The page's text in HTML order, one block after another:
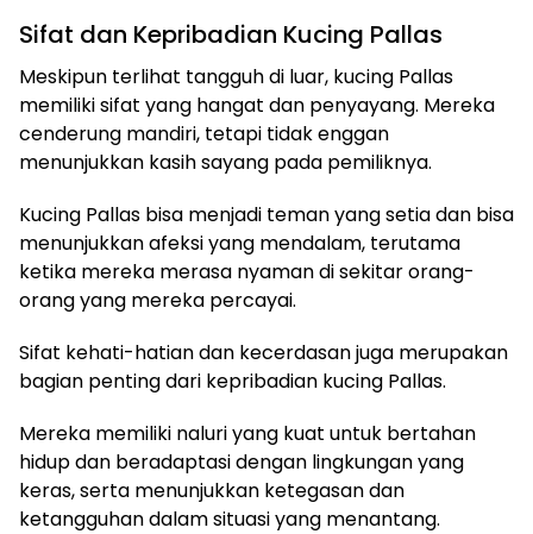
Sifat dan Kepribadian Kucing Pallas
Meskipun terlihat tangguh di luar, kucing Pallas
memiliki sifat yang hangat dan penyayang. Mereka
cenderung mandiri, tetapi tidak enggan
menunjukkan kasih sayang pada pemiliknya.
Kucing Pallas bisa menjadi teman yang setia dan bisa
menunjukkan afeksi yang mendalam, terutama
ketika mereka merasa nyaman di sekitar orang-
orang yang mereka percayai.
Sifat kehati-hatian dan kecerdasan juga merupakan
bagian penting dari kepribadian kucing Pallas.
Mereka memiliki naluri yang kuat untuk bertahan
hidup dan beradaptasi dengan lingkungan yang
keras, serta menunjukkan ketegasan dan
ketangguhan dalam situasi yang menantang.